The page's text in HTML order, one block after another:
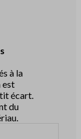
à la
est
écart.
du